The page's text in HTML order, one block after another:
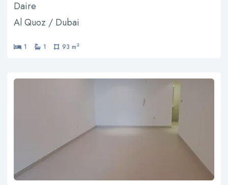
Daire
Al Quoz / Dubai
1 1 93 m2